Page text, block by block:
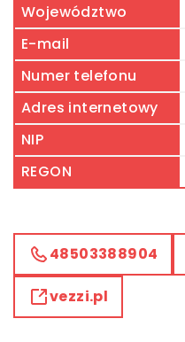
Województwo
E-mail
Numer telefonu
Adres internetowy
NIP
REGON
48503388904
vezzi.pl